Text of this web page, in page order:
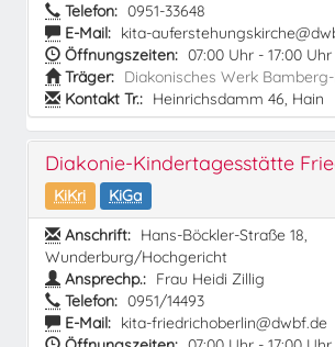
Telefon: 0951-33648
E-Mail: kita-
Öffnungszeiten: 07:00 Uhr - 17:00 Uhr
Träger: Diakonisches Werk
Kontakt Tr.: Heinrichsdamm 46, Hain
Diakonie-Kindertagesstätte
KiKri
KiGa
Anschrift: Hans-Böckler-Straße 18,
Wunderburg/Hochgericht
Ansprechp.: Frau Heidi Zillig
Telefon: 0951/14493
E-Mail: kita-friedrichoberlin@dwbf.de